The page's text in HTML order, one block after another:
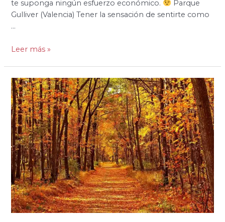
te suponga ningún esfuerzo económico.
Parque
Gulliver (Valencia) Tener la sensación de sentirte como
…
Leer más »
Las
7
mejores
rutas
de
senderismo
para
hacer
en
familia
en
Andalucía